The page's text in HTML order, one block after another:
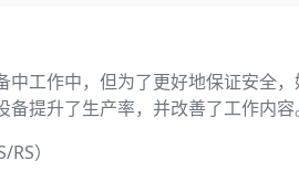
中工作中，但为了更好地保证安全
提升了生产率，并改善了工作内容
）